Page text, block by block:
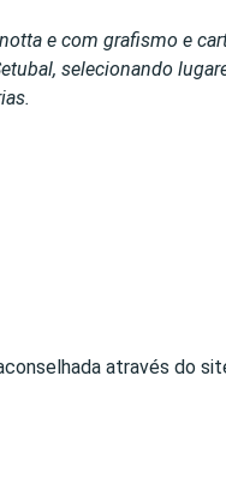
e com grafismo e
selecionando
através do